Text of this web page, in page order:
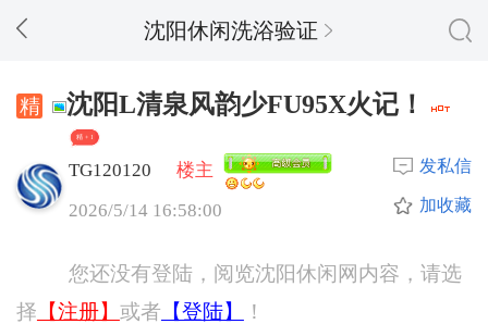
沈阳休闲洗浴验证
沈阳L清泉风韵少FU95X火记！
精 + 1
TG120120
楼主
2026/5/14 16:58:00
发私信
加收藏
您还没有登陆，阅览沈阳休闲网内容，请选
择 【注册】 或者 【登陆】
！